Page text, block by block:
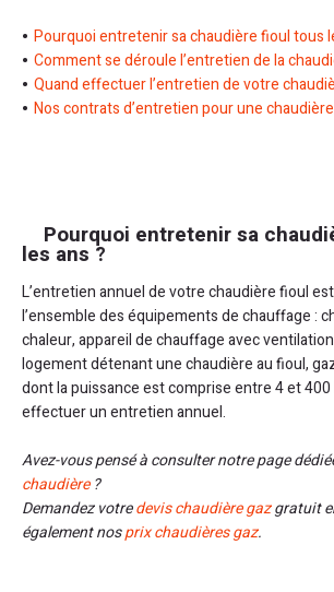
Pourquoi entretenir sa chaudière fioul tous
Comment se déroule l’entretien de la
Quand effectuer l’entretien de votre
Nos contrats d’entretien pour une
Pourquoi entretenir sa
les ans ?
L’entretien annuel de votre chaudière fioul
l’ensemble des équipements de chauffage :
chaleur, appareil de chauffage avec
logement détenant une chaudière au fioul,
dont la puissance est comprise entre 4 et
effectuer un entretien annuel.
Avez-vous pensé à consulter notre page
chaudière?
Demandez votredevis chaudière gazgratuit
également nosprix chaudières gaz.